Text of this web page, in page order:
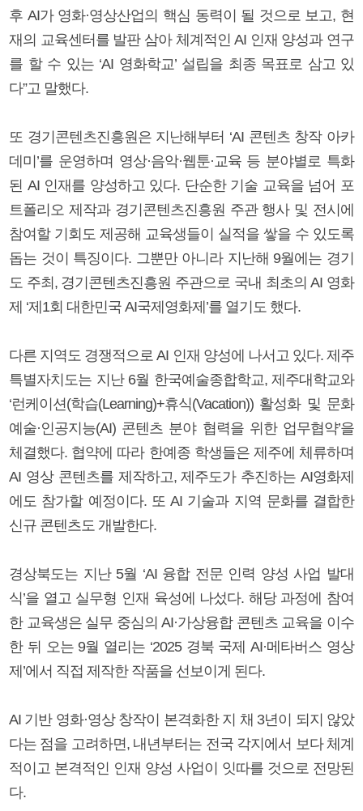
후 AI가 영화·영상산업의 핵심 동력이 될 것으로 보고, 현
재의 교육센터를 발판 삼아 체계적인 AI 인재 양성과 연구
를 할 수 있는 ‘AI 영화학교’ 설립을 최종 목표로 삼고 있
다”고 말했다.
또 경기콘텐츠진흥원은 지난해부터 ‘AI 콘텐츠 창작 아카
데미’를 운영하며 영상·음악·웹툰·교육 등 분야별로 특화
된 AI 인재를 양성하고 있다. 단순한 기술 교육을 넘어 포
트폴리오 제작과 경기콘텐츠진흥원 주관 행사 및 전시에
참여할 기회도 제공해 교육생들이 실적을 쌓을 수 있도록
돕는 것이 특징이다. 그뿐만 아니라 지난해 9월에는 경기
도 주최, 경기콘텐츠진흥원 주관으로 국내 최초의 AI 영화
제 ‘제1회 대한민국 AI국제영화제’를 열기도 했다.
다른 지역도 경쟁적으로 AI 인재 양성에 나서고 있다. 제주
특별자치도는 지난 6월 한국예술종합학교, 제주대학교와
‘런케이션(학습(Learning)+휴식(Vacation)) 활성화 및 문화
예술·인공지능(AI) 콘텐츠 분야 협력을 위한 업무협약’을
체결했다. 협약에 따라 한예종 학생들은 제주에 체류하며
AI 영상 콘텐츠를 제작하고, 제주도가 추진하는 AI영화제
에도 참가할 예정이다. 또 AI 기술과 지역 문화를 결합한
신규 콘텐츠도 개발한다.
경상북도는 지난 5월 ‘AI 융합 전문 인력 양성 사업 발대
식’을 열고 실무형 인재 육성에 나섰다. 해당 과정에 참여
한 교육생은 실무 중심의 AI·가상융합 콘텐츠 교육을 이수
한 뒤 오는 9월 열리는 ‘2025 경북 국제 AI·메타버스 영상
제’에서 직접 제작한 작품을 선보이게 된다.
AI 기반 영화·영상 창작이 본격화한 지 채 3년이 되지 않았
다는 점을 고려하면, 내년부터는 전국 각지에서 보다 체계
적이고 본격적인 인재 양성 사업이 잇따를 것으로 전망된
다.